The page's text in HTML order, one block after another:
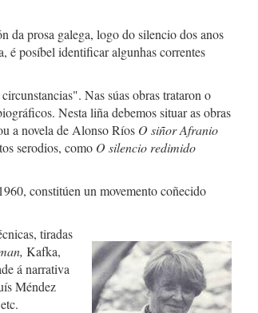
da prosa galega, logo do silencio dos anos
é posíbel identificar algunhas correntes
Nas súas obras trataron o
Nesta liña debemos situar as obras
a novela de Alonso Ríos Osiñor Afranio
serodios, como Osilencio redimido
constitúen un movemento coñecido
tiradas
Kafka,
á narrativa
Méndez